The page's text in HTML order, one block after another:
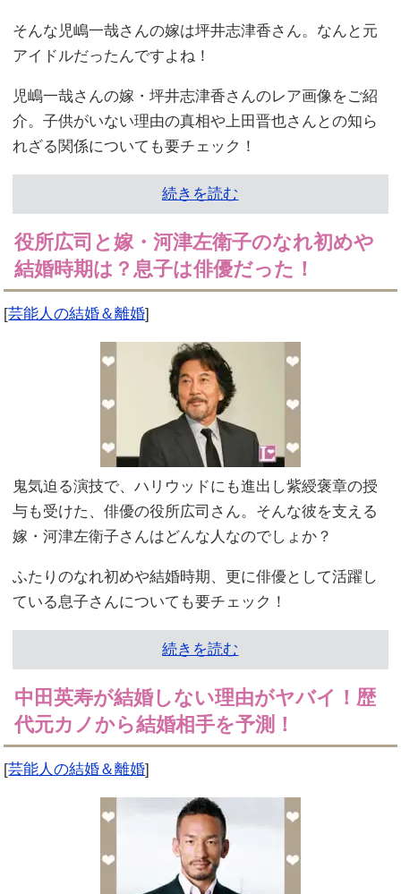
そんな児嶋一哉さんの嫁は坪井志津香さん。なんと元
アイドルだったんですよね！
児嶋一哉さんの嫁・坪井志津香さんのレア画像をご紹
介。子供がいない理由の真相や上田晋也さんとの知ら
れざる関係についても要チェック！
続きを読む
役所広司と嫁・河津左衛子のなれ初めや
結婚時期は？息子は俳優だった！
[芸能人の結婚＆離婚]
鬼気迫る演技で、ハリウッドにも進出し紫綬褒章の授
与も受けた、俳優の役所広司さん。そんな彼を支える
嫁・河津左衛子さんはどんな人なのでしょか？
ふたりのなれ初めや結婚時期、更に俳優として活躍し
ている息子さんについても要チェック！
続きを読む
中田英寿が結婚しない理由がヤバイ！歴
代元カノから結婚相手を予測！
[芸能人の結婚＆離婚]